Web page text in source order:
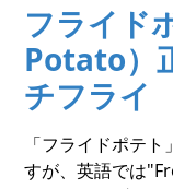
フライド
Potato）
チフライ
「フライドポテ
すが、英語では